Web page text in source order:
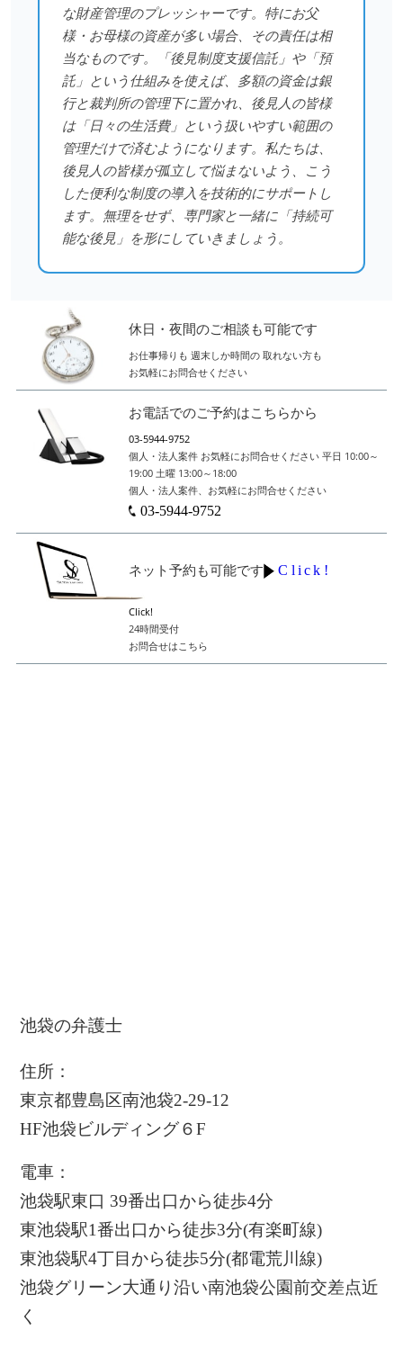
な財産管理のプレッシャーです。特にお父
様・お母様の資産が多い場合、その責任は相
当なものです。「後見制度支援信託」や「預
託」という仕組みを使えば、多額の資金は銀
行と裁判所の管理下に置かれ、後見人の皆様
は「日々の生活費」という扱いやすい範囲の
管理だけで済むようになります。私たちは、
後見人の皆様が孤立して悩まないよう、こう
した便利な制度の導入を技術的にサポートし
ます。無理をせず、専門家と一緒に「持続可
能な後見」を形にしていきましょう。
休日・夜間のご相談も可能です
お仕事帰りも 週末しか時間の 取れない方も
お気軽にお問合せください
お電話でのご予約はこちらから
03-5944-9752
個人・法人案件 お気軽にお問合せください 平日 10:00～
19:00 土曜 13:00～18:00
個人・法人案件、お気軽にお問合せください
03-5944-9752
ネット予約も可能です Click!
Click!
24時間受付
お問合せはこちら
池袋の弁護士
住所：
東京都豊島区南池袋2-29-12
HF池袋ビルディング６F
電車：
池袋駅東口 39番出口から徒歩4分
東池袋駅1番出口から徒歩3分(有楽町線)
東池袋駅4丁目から徒歩5分(都電荒川線)
池袋グリーン大通り沿い南池袋公園前交差点近
く